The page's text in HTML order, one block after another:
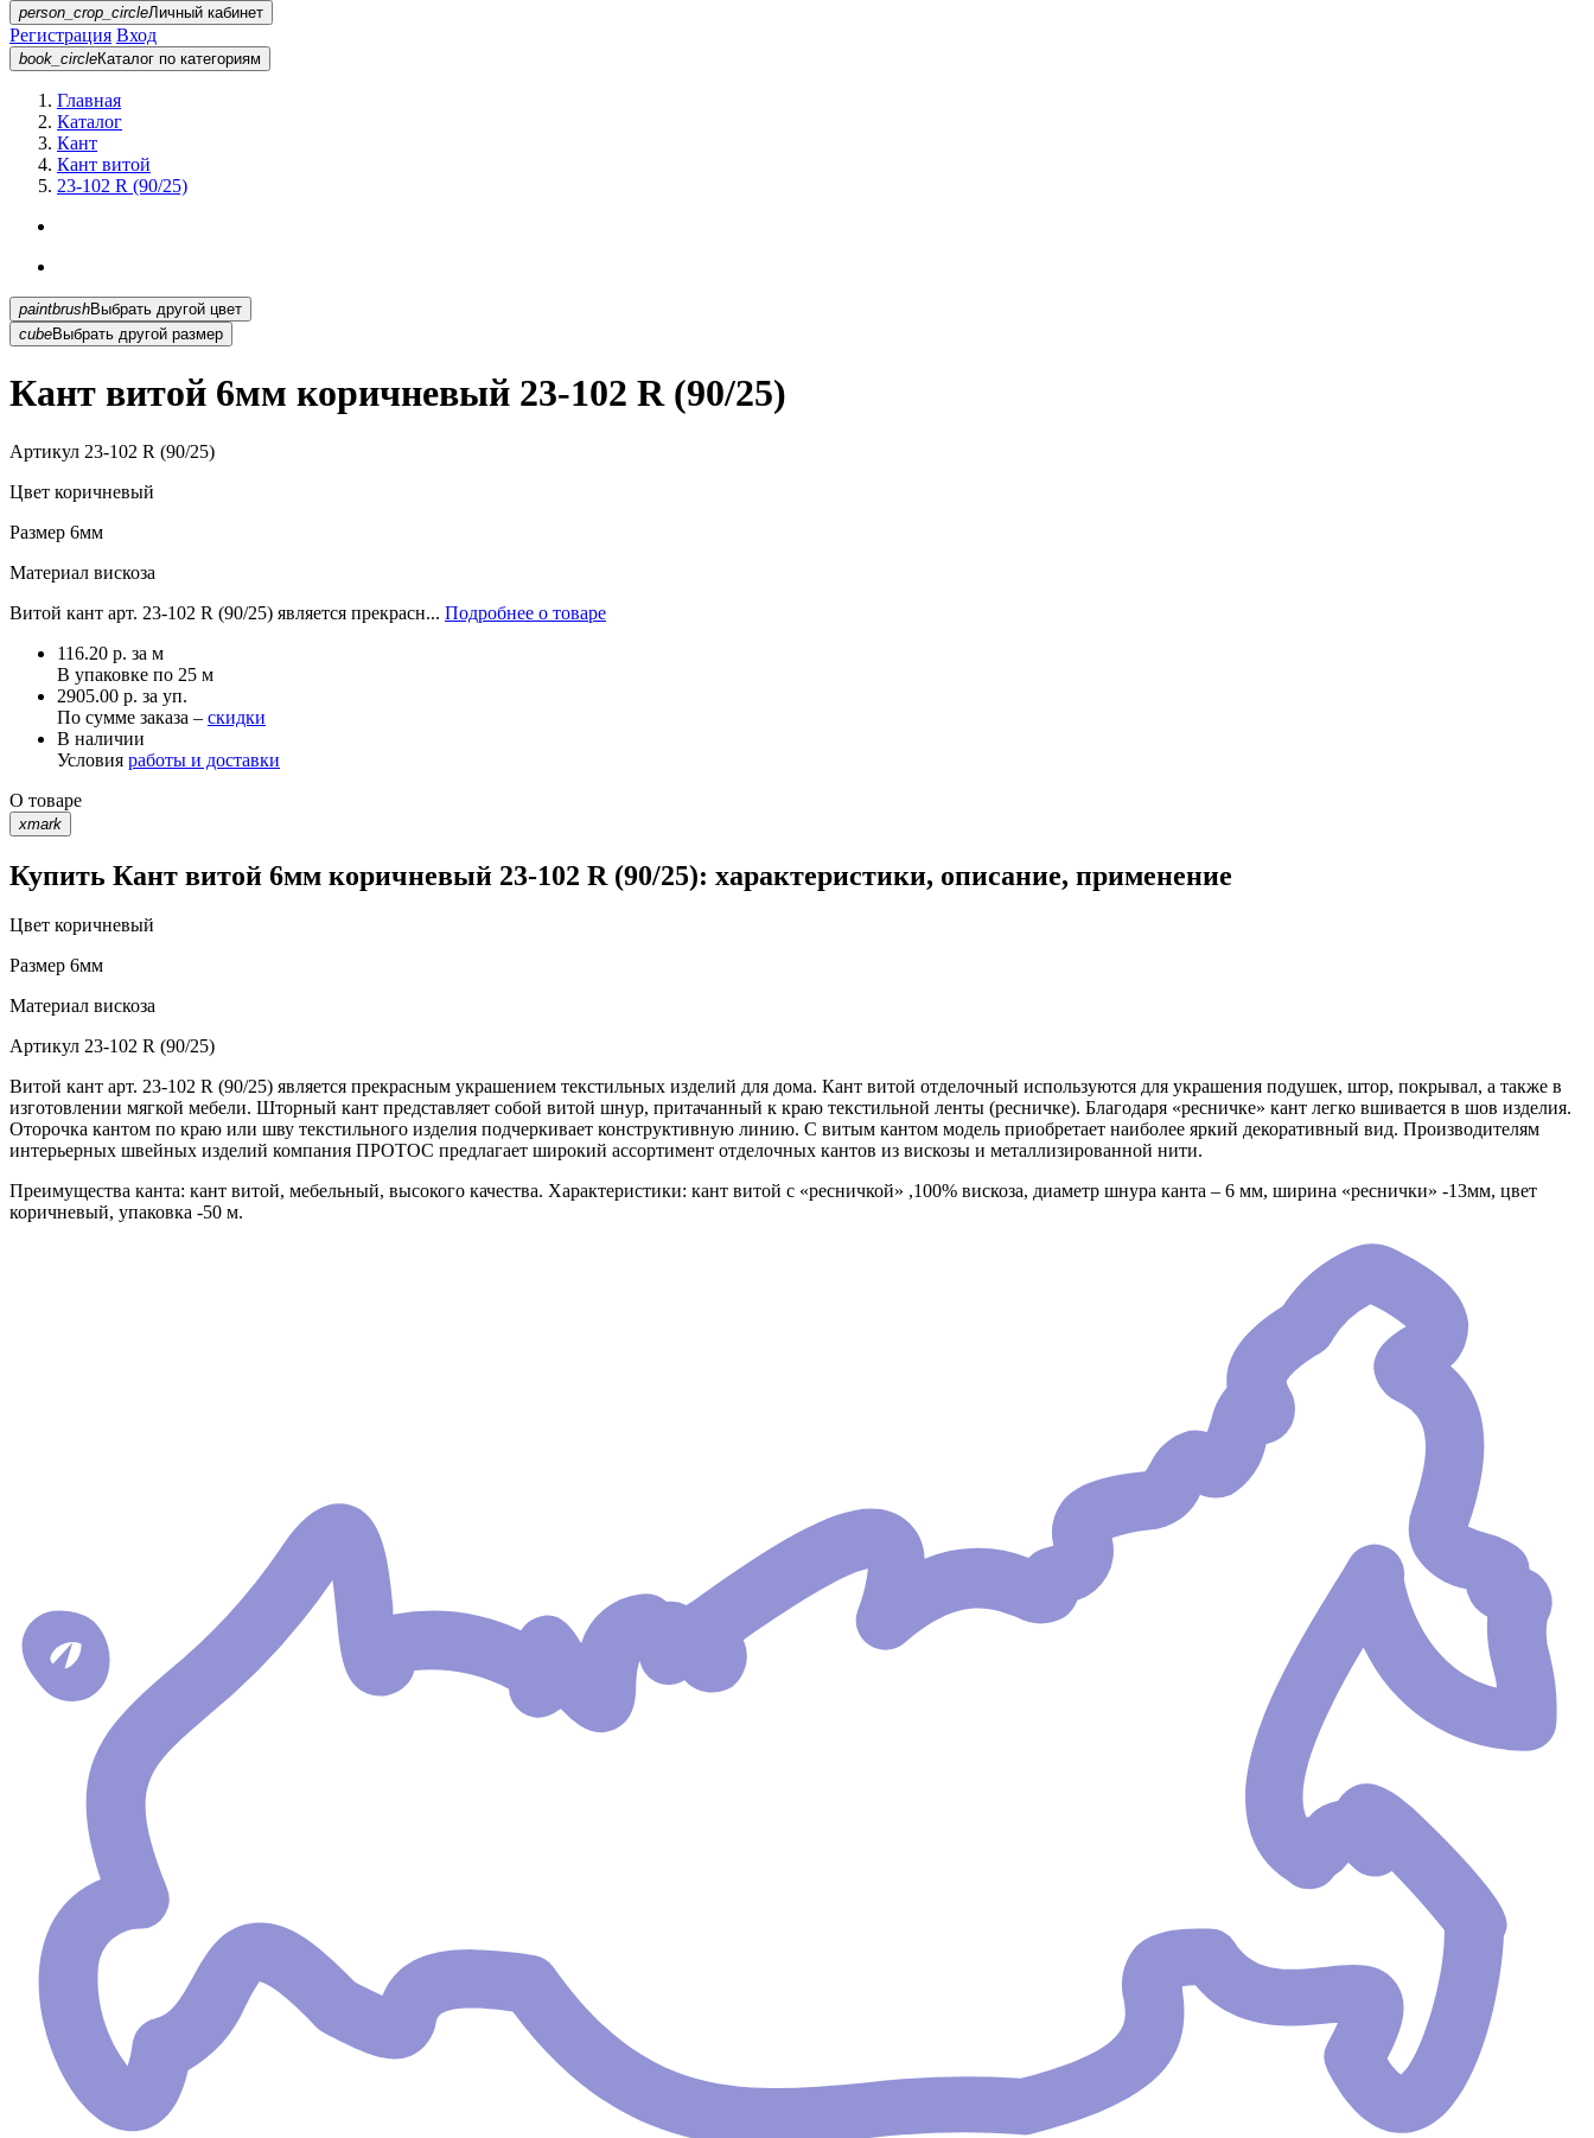
person_crop_circleЛичный кабинет
Регистрация Вход
book_circleКаталог по категориям
Главная
Каталог
Кант
Кант витой
23-102 R (90/25)
paintbrush
Выбрать другой цвет
cubeВыбрать другой размер
Кант витой 6мм коричневый 23-102 R (90/25)
Артикул 23-102 R (90/25)
Цвет коричневый
Размер 6мм
Материал вискоза
Витой кант арт. 23-102 R (90/25) является прекрасн... Подробнее о товаре
116.20 р. за м
В упаковке по 25 м
2905.00 р. за уп.
По сумме заказа – скидки
В наличии
Условия работы и доставки
О товаре
xmark
Купить Кант витой 6мм коричневый 23-102 R (90/25): характеристики, описание, применение
Цвет коричневый
Размер 6мм
Материал вискоза
Артикул 23-102 R (90/25)
Витой кант арт. 23-102 R (90/25) является прекрасным украшением текстильных изделий для дома. Кант витой отделочный используются для украшения подушек, штор, покрывал, а также в
изготовлении мягкой мебели. Шторный кант представляет собой витой шнур, притачанный к краю текстильной ленты (ресничке). Благодаря «ресничке» кант легко вшивается в шов изделия.
Оторочка кантом по краю или шву текстильного изделия подчеркивает конструктивную линию. С витым кантом модель приобретает наиболее яркий декоративный вид. Производителям
интерьерных швейных изделий компания ПРОТОС предлагает широкий ассортимент отделочных кантов из вискозы и металлизированной нити.
Преимущества канта: кант витой, мебельный, высокого качества. Характеристики: кант витой с «ресничкой» ,100% вискоза, диаметр шнура канта – 6 мм, ширина «реснички» -13мм, цвет
коричневый, упаковка -50 м.